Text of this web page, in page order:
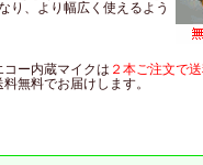
り、より幅広く使えるよう
ー内蔵マイクは ２本ご注文で
無料でお届けします。